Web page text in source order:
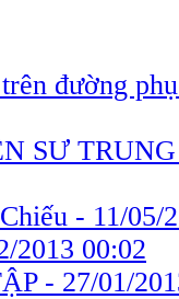
đường
SƯ
- 11/05/
2013 00:02
- 27/01/